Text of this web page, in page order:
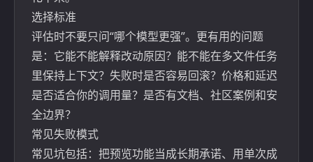
选择标准
评估时不要只问“哪个模型更强”。更有用的问题
是：它能不能解释改动原因？能不能在多文件任务
里保持上下文？失败时是否容易回滚？价格和延迟
是否适合你的调用量？是否有文档、社区案例和安
全边界？
常见失败模式
常见坑包括：把预览功能当成长期承诺、用单次成